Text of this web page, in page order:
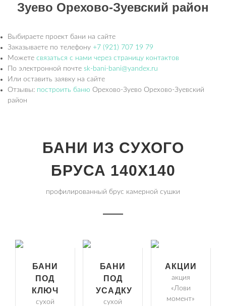
Зуево Орехово-Зуевский район
Выбираете проект бани на сайте
Заказываете по телефону +7 (921) 707 19 79
Можете связаться с нами через страницу контактов
По электронной почте sk-bani-bani@yandex.ru
Или оставить заявку на сайте
Отзывы: построить баню Орехово-Зуево Орехово-Зуевский
район
БАНИ ИЗ СУХОГО
БРУСА 140Х140
профилированный брус камерной сушки
БАНИ
ПОД
КЛЮЧ
сухой
БАНИ
ПОД
УСАДКУ
сухой
АКЦИИ
акция
«Лови
момент»